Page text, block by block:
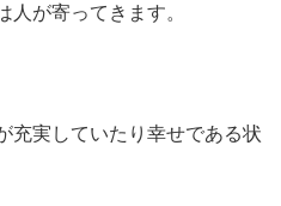
人が寄ってきます。
充実していたり幸せである状